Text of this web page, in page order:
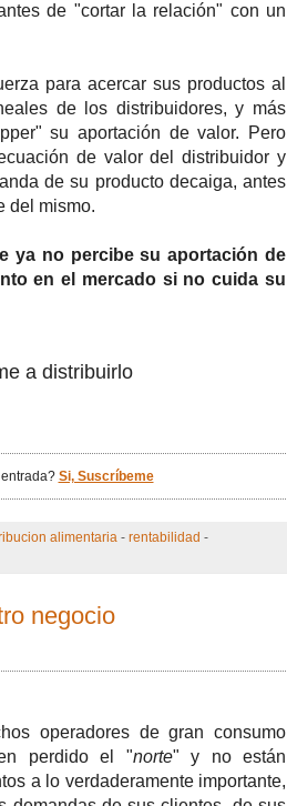
de "cortar la relación" con un
para acercar sus productos al
de los distribuidores, y más
su aportación de valor. Pero
de valor del distribuidor y
de su producto decaiga, antes
del mismo.
ya no percibe su aportación de
en el mercado si no cuida su
a distribuirlo
Si, Suscríbeme
alimentaria - rentabilidad -
negocio
operadores de gran consumo
perdido el "norte" y no están
a lo verdaderamente importante,